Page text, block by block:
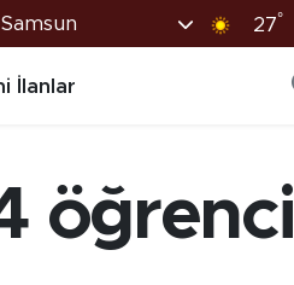
Samsun 27°
İlanlar
öğrenci